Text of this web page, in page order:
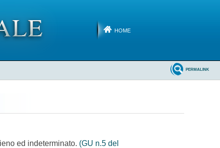
HOME
PERMALINK
ed indeterminato. (GU n.5 del